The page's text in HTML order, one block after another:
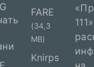
FARE
(34,3
MB)
Knirps
111»